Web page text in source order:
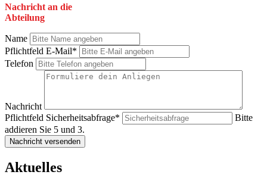
Nachricht an die
Abteilung
Name
Pflichtfeld E-Mail*
Telefon
Nachricht
Pflichtfeld Sicherheitsabfrage*
Bitte
addieren Sie 5 und 3.
Nachricht versenden
Aktuelles